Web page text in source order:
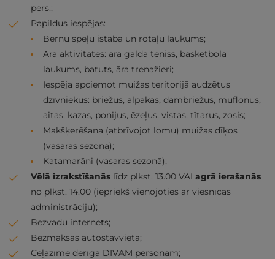
pers.;
Papildus iespējas:
Bērnu spēļu istaba un rotaļu laukums;
Āra aktivitātes: āra galda teniss, basketbola
laukums, batuts, āra trenažieri;
Iespēja apciemot muižas teritorijā audzētus
dzīvniekus: briežus, alpakas, dambriežus, muflonus,
aitas, kazas, ponijus, ēzeļus, vistas, tītarus, zosis;
Makšķerēšana (atbrīvojot lomu) muižas dīķos
(vasaras sezonā);
Katamarāni (vasaras sezonā);
Vēlā izrakstīšanās līdz plkst. 13.00 VAI agrā ierašanās
no plkst. 14.00 (iepriekš vienojoties ar viesnīcas
administrāciju);
Bezvadu internets;
Bezmaksas autostāvvieta;
Ceļazīme derīga DIVĀM personām;